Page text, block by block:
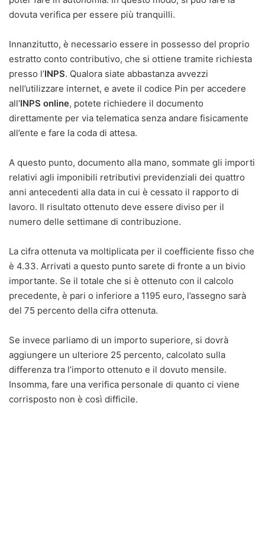
dovuta verifica per essere più tranquilli.
Innanzitutto, è necessario essere in possesso del proprio
estratto conto contributivo, che si ottiene tramite richiesta
presso l’INPS. Qualora siate abbastanza avvezzi
nell’utilizzare internet, e avete il codice Pin per accedere
all’INPS online, potete richiedere il documento
direttamente per via telematica senza andare fisicamente
all’ente e fare la coda di attesa.
A questo punto, documento alla mano, sommate gli importi
relativi agli imponibili retributivi previdenziali dei quattro
anni antecedenti alla data in cui è cessato il rapporto di
lavoro. Il risultato ottenuto deve essere diviso per il
numero delle settimane di contribuzione.
La cifra ottenuta va moltiplicata per il coefficiente fisso che
è 4.33. Arrivati a questo punto sarete di fronte a un bivio
importante. Se il totale che si è ottenuto con il calcolo
precedente, è pari o inferiore a 1195 euro, l’assegno sarà
del 75 percento della cifra ottenuta.
Se invece parliamo di un importo superiore, si dovrà
aggiungere un ulteriore 25 percento, calcolato sulla
differenza tra l’importo ottenuto e il dovuto mensile.
Insomma, fare una verifica personale di quanto ci viene
corrisposto non è così difficile.